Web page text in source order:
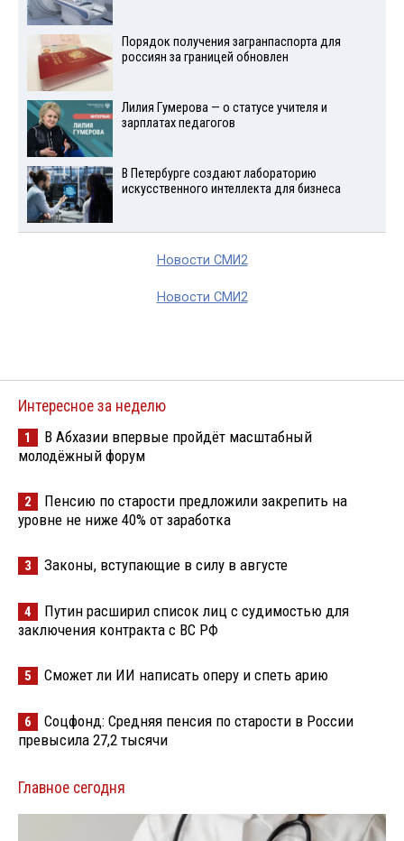
Порядок получения загранпаспорта для
россиян за границей обновлен
Лилия Гумерова — о статусе учителя и
зарплатах педагогов
В Петербурге создают лабораторию
искусственного интеллекта для бизнеса
Новости СМИ2
Новости СМИ2
Интересное за неделю
1
В Абхазии впервые пройдёт масштабный
молодёжный форум
2
Пенсию по старости предложили закрепить на
уровне не ниже 40% от заработка
3 Законы, вступающие в силу в августе
4
Путин расширил список лиц с судимостью для
заключения контракта с ВС РФ
5 Сможет ли ИИ написать оперу и спеть арию
6
Соцфонд: Средняя пенсия по старости в России
превысила 27,2 тысячи
Главное сегодня